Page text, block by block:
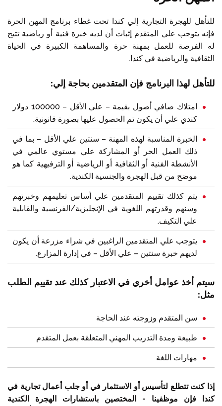
للتأهل للهجرة التجارية إلي كندا تحت غطاء برنامج المهن الحرة
فإنه يتوجب علي المتقدم إثبات أن لديه خبرة فنية أو رياضية تتيح
له الفرصة للعمل بمهنة حرة والمساهمة الكبيرة في الحياة
الثقافية والرياضية في كندا.
للتأهل لهذا البرنامج فإن المتقدمين بحاجة إلي:
امتلاك صافي أصول بقيمة – علي الأقل – 100000 دولار
كندي علي أن يكون تم الحصول عليها بصورة قانونية.
الخبرة المناسبة لهذه المهنة – سنتين علي الأقل – بما في
ذلك العمل الحر أو المشاركة علي مستوي عالمي في
الأنشطة الفنية أو الثقافية أو الرياضية أو الترفيهية كما هو
موضح من قبل الهجرة والجنسية الكندية.
يتم كذلك تقييم المتقدمين علي أساس تعليمهم وخبرتهم
وسنهم وقدرتهم اللغوية في الإنجليزية/الفرنسية والقابلية
علي التكيف.
يتوجب علي المتقدمين الراغبين في شراء مزرعة أن يكون
لديهم خبرة سنتين – علي الأقل – في إدارة المزارع.
سيتم أخذ عوامل أخري في الاعتبار كذلك عند تقييم الطلب
مثل:
سن المتقدم وزوجته عند الحاجة
طبيعة ومدة التدريب المهني المتعلقة بعمل المتقدم
مهارات اللغة
إذا كنت تتطلع لتأسيس أو الاستثمار في أو جلب أعمال تجارية في
كندا فإن موظفينا - المختصين باستشارات الهجرة الكندية
اتصل بنا على